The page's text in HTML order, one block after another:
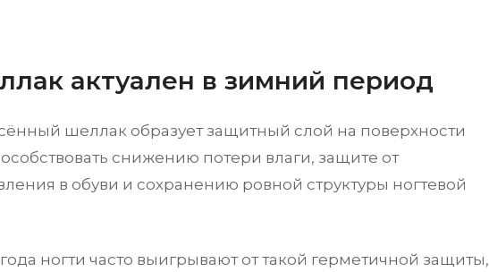
актуален в зимний период
шеллак образует защитный слой на поверхности
снижению потери влаги, защите от
в обуви и сохранению ровной структуры ногтевой
ногти часто выигрывают от такой герметичной защиты,